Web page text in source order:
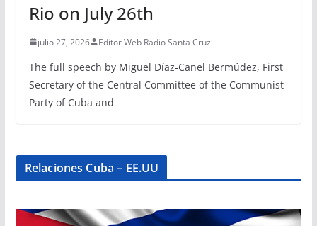
Rio on July 26th
julio 27, 2026 Editor Web Radio Santa Cruz
The full speech by Miguel Díaz-Canel Bermúdez, First
Secretary of the Central Committee of the Communist
Party of Cuba and
Relaciones Cuba – EE.UU